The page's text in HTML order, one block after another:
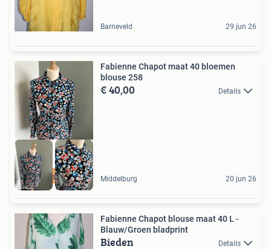
Barneveld 29 jun 26
Blouse 40
Fabienne Chapot maat 40 bloemen
blouse 258
€ 40,00 Details
Middelburg 20 jun 26
Fabienne Chapot blouse maat 40 L -
Blauw/Groen bladprint
Bieden Details